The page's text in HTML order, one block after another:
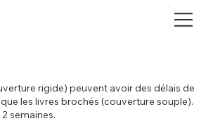
rigide) peuvent avoir des délais de
les livres brochés (couverture souple).
semaines.